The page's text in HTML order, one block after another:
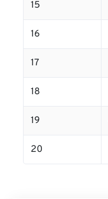
15
16
17
18
19
20